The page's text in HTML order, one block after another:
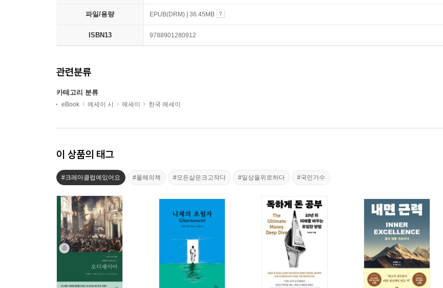
파일/용량 EPUB(DRM) | 36.45MB
ISBN13 9788901280912
관련분류
카테고리 분류
eBook 에세이 시 에세이 한국 에세이
이 상품의 태그
#크레마클럽에있어요 #올해의책 #모든삶은크고작다 #일상을위로하다 #국민가수